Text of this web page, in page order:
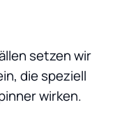
setzen wir
die speziell
wirken.